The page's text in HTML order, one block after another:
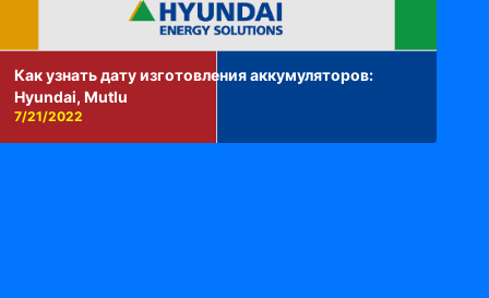
Как узнать дату изготовления аккумуляторов:
Hyundai, Mutlu
7/21/2022